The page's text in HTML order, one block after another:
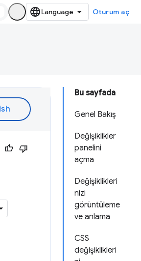
Oturum aç
Bu sayfada
Genel Bakış
Değişiklikler
panelini
açma
Değişiklikleri
nizi
görüntüleme
ve anlama
CSS
değişiklikleri